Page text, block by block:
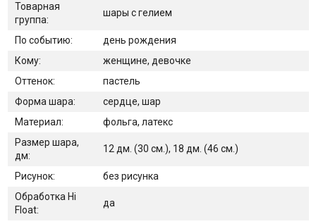
Товарная
группа:
шары с гелием
По событию:
день рождения
Кому:
женщине, девочке
Оттенок:
пастель
Форма шара:
сердце, шар
Материал:
фольга, латекс
Размер шара,
дм:
12 дм. (30 см.), 18 дм. (46 см.)
Рисунок:
без рисунка
Обработка Hi
Float:
да